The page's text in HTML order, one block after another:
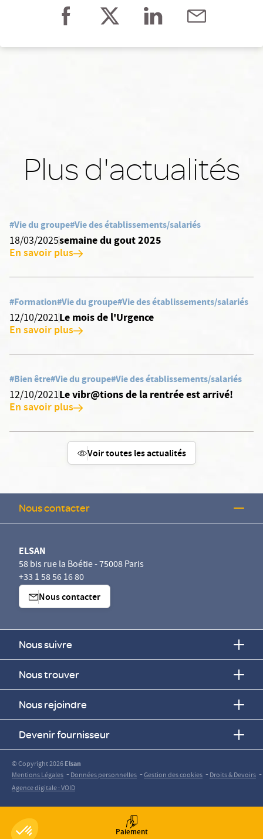
Paiement
Plus d'actualités
#Vie du groupe#Vie des établissements/salariés
18/03/2025semaine du gout 2025
En savoir plus
#Formation#Vie du groupe#Vie des établissements/salariés
12/10/2021Le mois de l'Urgence
En savoir plus
#Bien être#Vie du groupe#Vie des établissements/salariés
12/10/2021Le vibr@tions de la rentrée est arrivé!
En savoir plus
Voir toutes les actualités
Nous contacter
ELSAN
58 bis rue la Boétie - 75008 Paris
+33 1 58 56 16 80
Nous contacter
Nous suivre
Nous trouver
Nous rejoindre
Devenir fournisseur
© Copyright 2026Elsan
Mentions Légales -Données personnelles -Gestion des cookies -Droits & Devoirs -
Agence digitale : VOID